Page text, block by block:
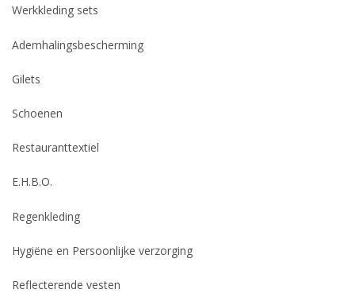
Werkkleding sets
Ademhalingsbescherming
Gilets
Schoenen
Restauranttextiel
E.H.B.O.
Regenkleding
Hygiëne en Persoonlijke verzorging
Reflecterende vesten